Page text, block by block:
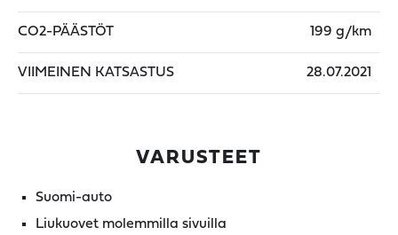
CO2-PÄÄSTÖT 199 g/km
VIIMEINEN KATSASTUS 28.07.2021
VARUSTEET
Suomi-auto
Liukuovet molemmilla sivuilla